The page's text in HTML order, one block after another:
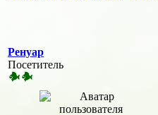
Ренуар
Посетитель